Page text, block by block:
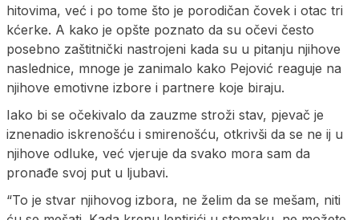
hitovima, već i po tome što je porodičan čovek i otac tri
kćerke. A kako je opšte poznato da su očevi često
posebno zaštitnički nastrojeni kada su u pitanju njihove
naslednice, mnoge je zanimalo kako Pejović reaguje na
njihove emotivne izbore i partnere koje biraju.
Iako bi se očekivalo da zauzme stroži stav, pjevač je
iznenadio iskrenošću i smirenošću, otkrivši da se ne ij u
njihove odluke, već vjeruje da svako mora sam da
pronađe svoj put u ljubavi.
“To je stvar njihovog izbora, ne želim da se mešam, niti